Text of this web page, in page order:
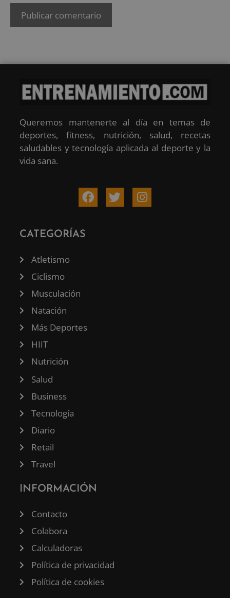
Queremos mantenerte al día en temas de
deportes, fitness, nutrición, salud, recetas
saludables y tecnología aplicada al deporte y la
vida sana.
CATEGORÍAS
Atletismo
Ciclismo
Musculación
Natación
Más Deportes
HIIT
Nutrición
Salud
Business
Tecnología
Diario
Retail
Travel
INFORMACIÓN
Contacto
Colabora
Calculadoras
Política de privacidad
Política de cookies